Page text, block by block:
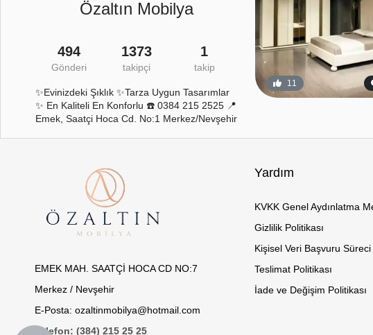
Özaltın Mobilya
494
Gönderi
1373
takipçi
1
takip
✨Evinizdeki Şıklık ✨Tarza Uygun Tasarımlar
✨ En Kaliteli En Konforlu ☎️ 0384 215 2525 📍
Emek, Saatçi Hoca Cd. No:1 Merkez/Nevşehir
11
EMEK MAH. SAATÇİ HOCA CD NO:7
Merkez / Nevşehir
E-Posta: ozaltinmobilya@hotmail.com
Telefon: (384) 215 25 25
Yardım
KVKK Genel Aydınlatma
Gizlilik Politikası
Kişisel Veri Başvuru Süreci
Teslimat Politikası
İade ve Değişim Politikası